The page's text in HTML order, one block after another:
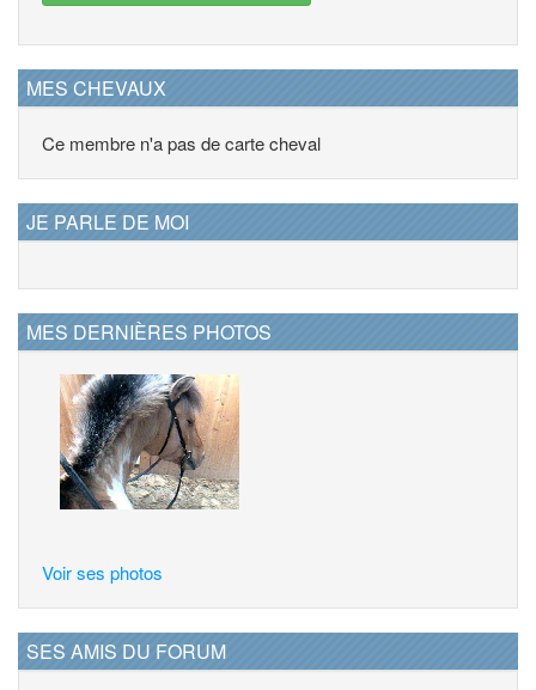
MES CHEVAUX
Ce membre n'a pas de carte cheval
JE PARLE DE MOI
MES DERNIÈRES PHOTOS
Voir ses photos
SES AMIS DU FORUM